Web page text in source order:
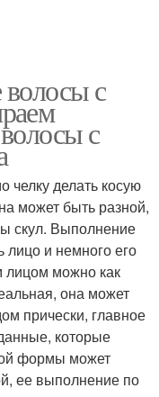
с
с
челку делать косую
может быть разной,
скул. Выполнение
лицо и немного его
лицом можно как
она может
прически, главное
которые
формы может
ее выполнение по